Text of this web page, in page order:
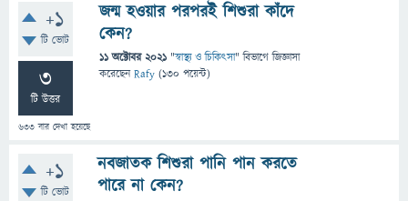
+1
টি ভোট
3
টি উত্তর
633 বার দেখা হয়েছে
জন্ম হওয়ার পরপরই শিশুরা কাঁদে
কেন?
11 অক্টোবর 2021 "স্বাস্থ্য ও চিকিৎসা" বিভাগে জিজ্ঞাসা
করেছেনRafy (130 পয়েন্ট)
+1
টি ভোট
নবজাতক শিশুরা পানি পান করতে
পারে না কেন?